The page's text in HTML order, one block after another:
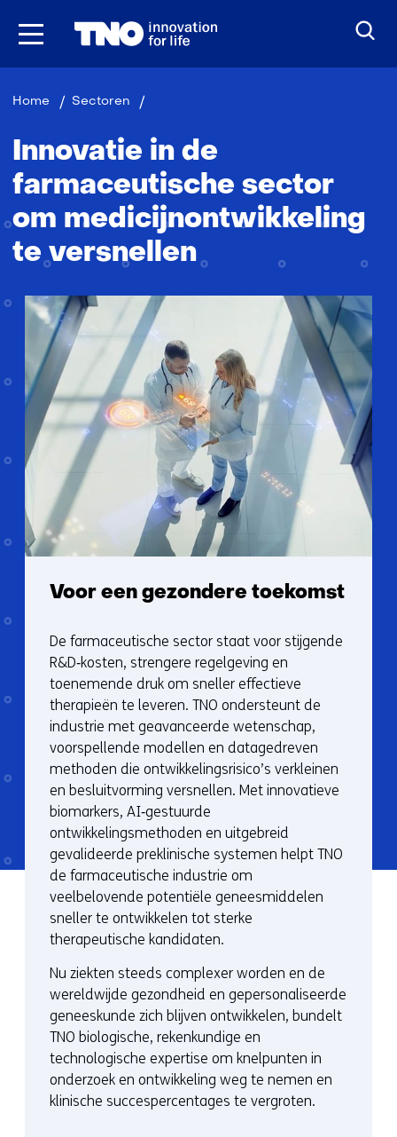
Ga
Home Sectoren
Innovatie in de
farmaceutische sector
om medicijnontwikkeling
te versnellen
Voor een gezondere toekomst
De farmaceutische sector staat voor stijgende
R&D‑kosten, strengere regelgeving en
toenemende druk om sneller effectieve
therapieën te leveren. TNO ondersteunt de
industrie met geavanceerde wetenschap,
voorspellende modellen en datagedreven
methoden die ontwikkelingsrisico’s verkleinen
en besluitvorming versnellen. Met innovatieve
biomarkers, AI‑gestuurde
ontwikkelingsmethoden en uitgebreid
gevalideerde preklinische systemen helpt TNO
de farmaceutische industrie om
veelbelovende potentiële geneesmiddelen
sneller te ontwikkelen tot sterke
therapeutische kandidaten.
Nu ziekten steeds complexer worden en de
wereldwijde gezondheid en gepersonaliseerde
geneeskunde zich blijven ontwikkelen, bundelt
TNO biologische, rekenkundige en
technologische expertise om knelpunten in
onderzoek en ontwikkeling weg te nemen en
klinische succespercentages te vergroten.